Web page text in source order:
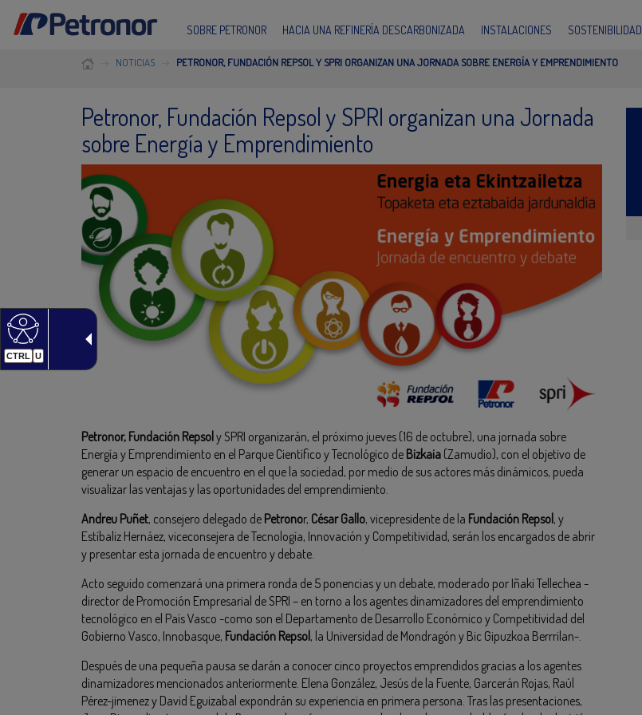
CTRL U
SOBRE PETRONOR HACIA UNA REFINERÍA DESCARBONIZADA INSTALACIONES SOSTENIBILIDAD
NOTICIAS PETRONOR, FUNDACIÓN REPSOL Y SPRI ORGANIZAN UNA JORNADA SOBRE ENERGÍA Y EMPRENDIMIENTO
Petronor, Fundación Repsol y SPRI organizan una Jornada
sobre Energía y Emprendimiento
Petronor, Fundación Repsoly SPRI organizarán, el próximo jueves (16 de octubre), una jornada sobre
Energía y Emprendimiento en el Parque Científico y Tecnológico de Bizkaia (Zamudio), con el objetivo de
generar un espacio de encuentro en el que la sociedad, por medio de sus actores más dinámicos, pueda
visualizar las ventajas y las oportunidades del emprendimiento.
Andreu Puñet, consejero delegado de Petronor, César Gallo, vicepresidente de la Fundación Repsol, y
Estíbaliz Hernáez, viceconsejera de Tecnología, Innovación y Competitividad, serán los encargados de abrir
y presentar esta jornada de encuentro y debate.
Acto seguido comenzará una primera ronda de 5 ponencias y un debate, moderado por Iñaki Tellechea -
director de Promoción Empresarial de SPRI – en torno a los agentes dinamizadores del emprendimiento
tecnológico en el País Vasco -como son el Departamento de Desarrollo Económico y Competitividad del
Gobierno Vasco, Innobasque, Fundación Repsol, la Universidad de Mondragón y Bic Gipuzkoa Berrrilan-.
Después de una pequeña pausa se darán a conocer cinco proyectos emprendidos gracias a los agentes
dinamizadores mencionados anteriormente. Elena González, Jesús de la Fuente, Garcerán Rojas, Raúl
Pérez-jimenez y David Eguizabal expondrán su experiencia en primera persona. Tras las presentaciones,